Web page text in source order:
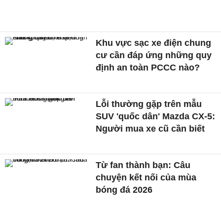
Khu vực sạc xe điện chung
cư cần đáp ứng những quy
định an toàn PCCC nào?
Lỗi thường gặp trên mẫu
SUV 'quốc dân' Mazda CX-5:
Người mua xe cũ cần biết
Từ fan thành bạn: Câu
chuyện kết nối của mùa
bóng đá 2026